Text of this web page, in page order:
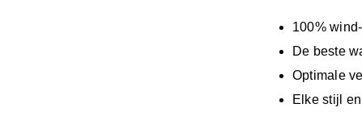
100%
De beste
Optimale
Elke stijl